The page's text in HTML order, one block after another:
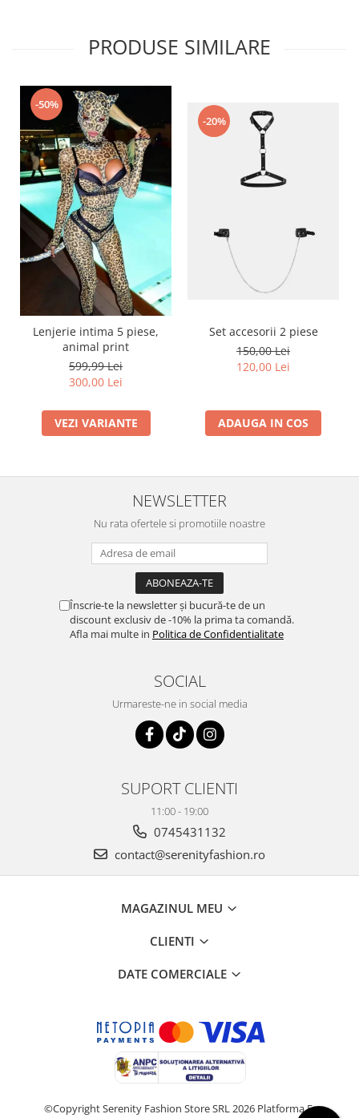
PRODUSE SIMILARE
-50%
Lenjerie intima 5 piese,
animal print
599,99 Lei
300,00 Lei
VEZI VARIANTE
-20%
Set accesorii 2 piese
150,00 Lei
120,00 Lei
ADAUGA IN COS
NEWSLETTER
Nu rata ofertele si promotiile noastre
Înscrie-te la newsletter și bucură-te de un
discount exclusiv de -10% la prima ta comandă.
Afla mai multe in Politica de Confidentialitate
SOCIAL
Urmareste-ne in social media
SUPORT CLIENTI
11:00 - 19:00
0745431132
contact@serenityfashion.ro
MAGAZINUL MEU
CLIENTI
DATE COMERCIALE
©Copyright Serenity Fashion Store SRL 2026 Platforma E-